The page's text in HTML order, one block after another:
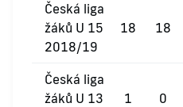
Česká liga
žáků U 15
2018/19
18 18
Česká liga
žáků U 13
1 0